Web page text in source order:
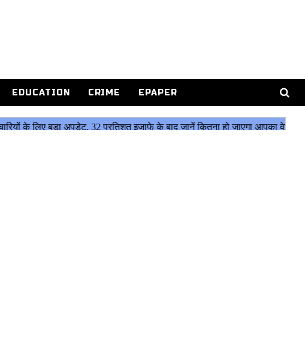
EDUCATION CRIME EPAPER